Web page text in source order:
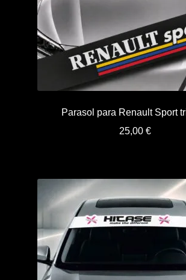
Parasol para Renault Sport
25,00 €